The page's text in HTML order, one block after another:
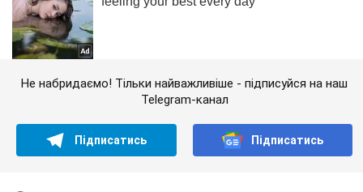
Не набридаємо! Тільки найважливіше - підписуйся на наш
Telegram-канал
Підписатись Підписатись